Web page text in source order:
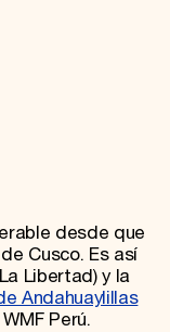
desde que
Cusco. Es así
Libertad) y la
Andahuaylillas
Perú.